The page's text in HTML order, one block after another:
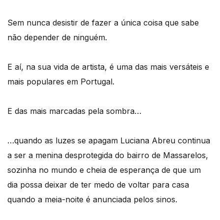
Sem nunca desistir de fazer a única coisa que sabe
não depender de ninguém.
E aí, na sua vida de artista, é uma das mais versáteis e
mais populares em Portugal.
E das mais marcadas pela sombra…
…quando as luzes se apagam Luciana Abreu continua
a ser a menina desprotegida do bairro de Massarelos,
sozinha no mundo e cheia de esperança de que um
dia possa deixar de ter medo de voltar para casa
quando a meia-noite é anunciada pelos sinos.